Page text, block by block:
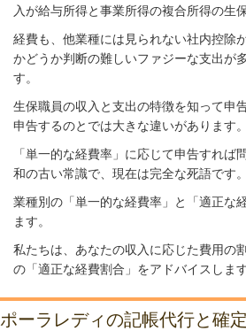
入が給与所得と事業所得の複合所得の生
経費も、他業種には見られない社内控除
かどうか判断の難しいファジーな支出が
す。
生保職員の収入と支出の特徴を知って申
申告するのとでは大きな違いがあります。
「単一的な経費率」に応じて申告すれば
和の古い常識で、現在は完全な死語です。
業種別の「単一的な経費率」と「適正な
ます。
私たちは、あなたの収入に応じた費用の
の「適正な経費割合」をアドバイスします
ポーラレディの記帳代行と確